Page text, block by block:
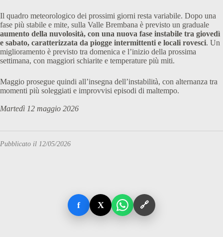
Il quadro meteorologico dei prossimi giorni resta variabile. Dopo una
fase più stabile e mite, sulla Valle Brembana è previsto un graduale
aumento della nuvolosità, con una nuova fase instabile tra giovedì
e sabato, caratterizzata da piogge intermittenti e locali rovesci. Un
miglioramento è previsto tra domenica e l’inizio della prossima
settimana, con maggiori schiarite e temperature più miti.
Maggio prosegue quindi all’insegna dell’instabilità, con alternanza tra
momenti più soleggiati e improvvisi episodi di maltempo.
Martedì 12 maggio 2026
Pubblicato il 12/05/2026
f X 🔗